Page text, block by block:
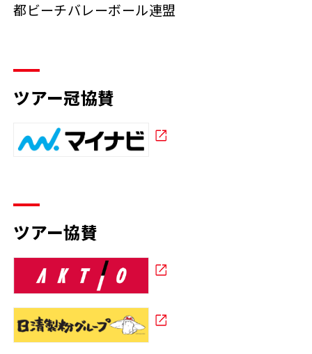
都ビーチバレーボール連盟
ツアー冠協賛
ツアー協賛